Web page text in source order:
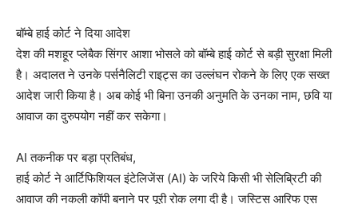
बॉम्बे हाई कोर्ट ने दिया आदेश
देश की मशहूर प्लेबैक सिंगर आशा भोसले को बॉम्बे हाई कोर्ट से बड़ी सुरक्षा मिली
है। अदालत ने उनके पर्सनैलिटी राइट्स का उल्लंघन रोकने के लिए एक सख्त
आदेश जारी किया है। अब कोई भी बिना उनकी अनुमति के उनका नाम, छवि या
आवाज का दुरुपयोग नहीं कर सकेगा।
AI तकनीक पर बड़ा प्रतिबंध,
हाई कोर्ट ने आर्टिफिशियल इंटेलिजेंस (AI) के जरिये किसी भी सेलिब्रिटी की
आवाज की नकली कॉपी बनाने पर पूरी रोक लगा दी है। जस्टिस आरिफ एस